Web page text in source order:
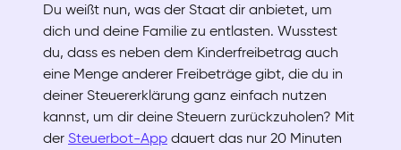
Du weißt nun, was der Staat dir anbietet, um
dich und deine Familie zu entlasten. Wusstest
du, dass es neben dem Kinderfreibetrag auch
eine Menge anderer Freibeträge gibt, die du in
deiner Steuererklärung ganz einfach nutzen
kannst, um dir deine Steuern zurückzuholen? Mit
der Steuerbot-App dauert das nur 20 Minuten